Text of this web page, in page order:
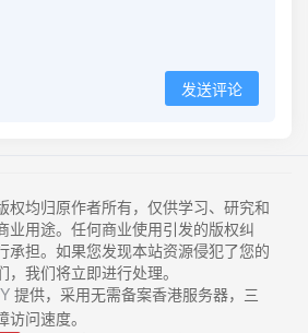
发送评论
权均归原作者所有，仅供学习、研究和
业用途。任何商业使用引发的版权纠
承担。如果您发现本站资源侵犯了您的
我们将立即进行处理。
提供，采用无需备案香港服务器，三
问速度。